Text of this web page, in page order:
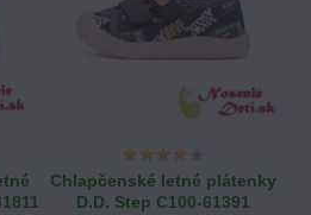
Chlapčenské letné plátenky
D.D. Step C100-61391